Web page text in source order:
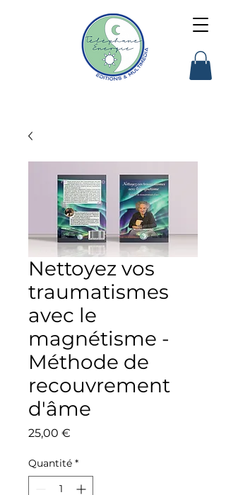
Nettoyez vos
traumatismes
avec le
magnétisme -
Méthode de
recouvrement
d'âme
25,00 €
Quantité *